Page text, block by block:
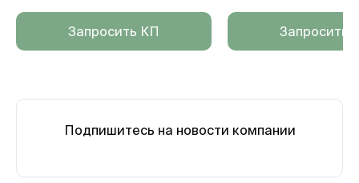
Запросить КП Запросить
Подпишитесь на новости компании